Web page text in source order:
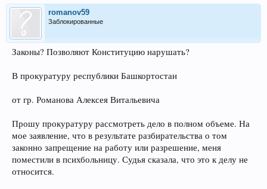
romanov59
Заблокированные
Законы? Позволяют Конституцию нарушать?
В прокуратуру республики Башкортостан
от гр. Романова Алексея Витальевича
Прошу прокуратуру рассмотреть дело в полном объеме. На
мое заявление, что в результате разбирательства о том
законно запрещение на работу или разрешение, меня
поместили в психбольницу. Судья сказала, что это к делу не
относится.